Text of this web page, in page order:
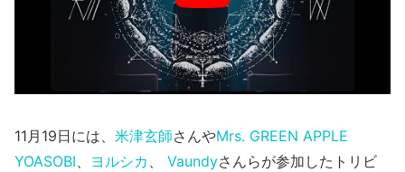
11月19日には、 米津玄師さんやMrs. GREEN APPLE
YOASOBI、 ヨルシカ 、 Vaundyさんらが参加したトリビ